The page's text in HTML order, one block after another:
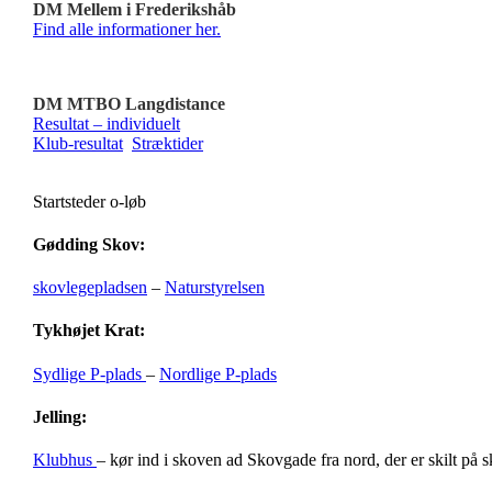
DM Mellem i Frederikshåb
Find alle informationer her.
DM MTBO Langdistance
Resultat – individuelt
Klub-resultat Stræktider
Startsteder o-løb
Gødding Skov:
skovlegepladsen – Naturstyrelsen
Tykhøjet Krat:
Sydlige P-plads – Nordlige P-plads
Jelling:
Klubhus – kør ind i skoven ad Skovgade fra nord, der er skilt på